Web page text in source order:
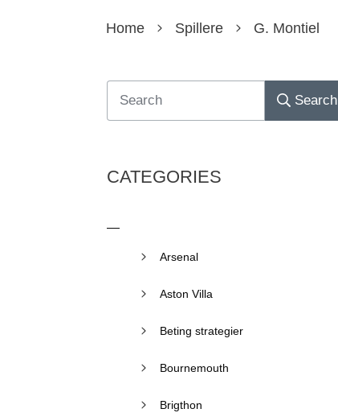
Home Spillere G. Montiel
Search
CATEGORIES
Arsenal
Aston Villa
Beting strategier
Bournemouth
Brigthon